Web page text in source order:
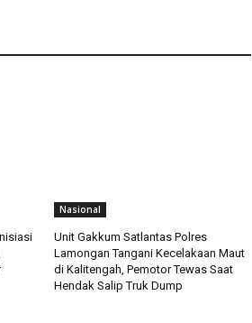
Nasional
Unit Gakkum Satlantas Polres
Lamongan Tangani Kecelakaan Maut
di Kalitengah, Pemotor Tewas Saat
Hendak Salip Truk Dump